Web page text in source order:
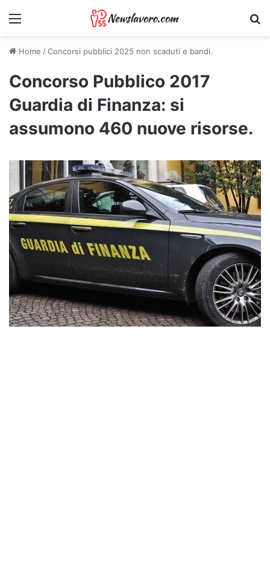
Menu
Home /Concorsi pubblici 2025 non scaduti e bandi.
Concorso Pubblico 2017
Guardia di Finanza: si
assumono 460 nuove risorse.